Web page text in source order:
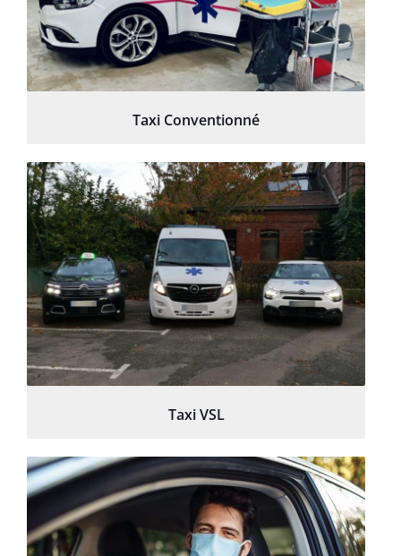
Taxi Conventionné
Taxi VSL